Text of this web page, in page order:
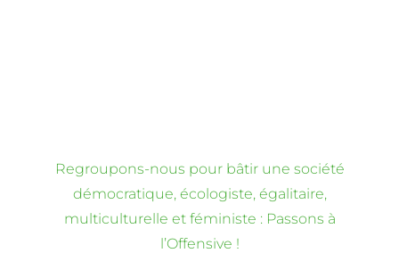
Regroupons-nous pour bâtir une société
démocratique, écologiste, égalitaire,
multiculturelle et féministe : Passons à
l’Offensive !